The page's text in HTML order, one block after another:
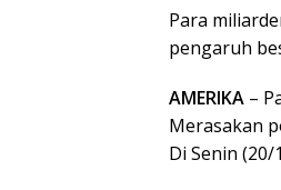
Para
pengaruh
AMERIKA –
Merasakan
Di Senin